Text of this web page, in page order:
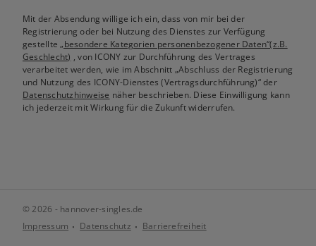
Mit der Absendung willige ich ein, dass von mir bei der
Registrierung oder bei Nutzung des Dienstes zur Verfügung
gestellte„besondere Kategorien personenbezogener Daten“(z.B.
Geschlecht) , von ICONY zur Durchführung des Vertrages
verarbeitet werden, wie im Abschnitt „Abschluss der Registrierung
und Nutzung des ICONY-Dienstes (Vertragsdurchführung)“ der
Datenschutzhinweise näher beschrieben. Diese Einwilligung kann
ich jederzeit mit Wirkung für die Zukunft widerrufen.
© 2026 - hannover-singles.de
Impressum
Datenschutz Barrierefreiheit